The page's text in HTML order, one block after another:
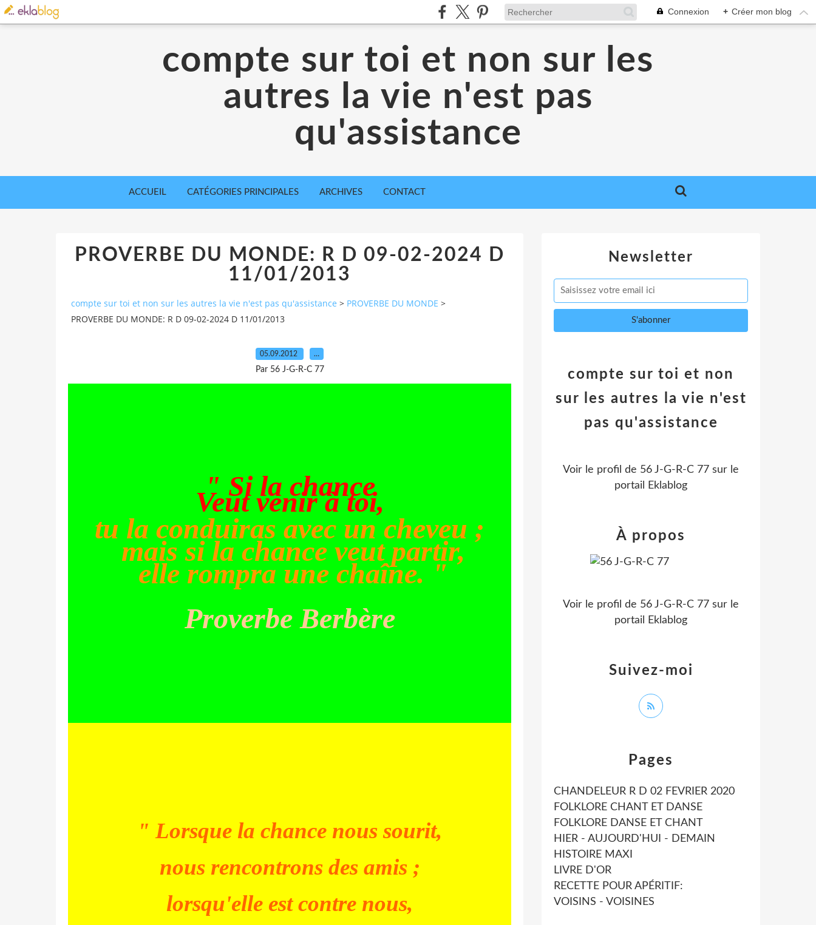
Connexion + Créer mon blog
compte sur toi et non sur les
autres la vie n'est pas
qu'assistance
ACCUEIL CATÉGORIES PRINCIPALES ARCHIVES CONTACT
PROVERBE DU MONDE: R D 09-02-2024 D
11/01/2013
compte sur toi et non sur les autres la vie n'est pas qu'assistance > PROVERBE DU MONDE >
PROVERBE DU MONDE: R D 09-02-2024 D 11/01/2013
05.09.2012 …
Par 56 J-G-R-C 77
" Si la chance
Veut venir à toi,
tu la conduiras avec un cheveu ;
mais si la chance veut partir,
elle rompra une chaîne. "
Proverbe Berbère
" Lorsque la chance nous sourit,
nous rencontrons des amis ;
lorsqu'elle est contre nous,
Newsletter
Pages
CHANDELEUR R D 02 FEVRIER 2020
FOLKLORE CHANT ET DANSE
FOLKLORE DANSE ET CHANT
HIER - AUJOURD'HUI - DEMAIN
HISTOIRE MAXI
LIVRE D'OR
RECETTE POUR APÉRITIF:
VOISINS - VOISINES
compte sur toi et non
sur les autres la vie n'est
pas qu'assistance
Voir le profil de 56 J-G-R-C 77 sur le
portail Eklablog
Suivez-moi
À propos
Voir le profil de 56 J-G-R-C 77 sur le
portail Eklablog